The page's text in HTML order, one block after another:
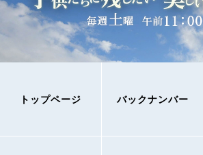
トップページ バックナンバー